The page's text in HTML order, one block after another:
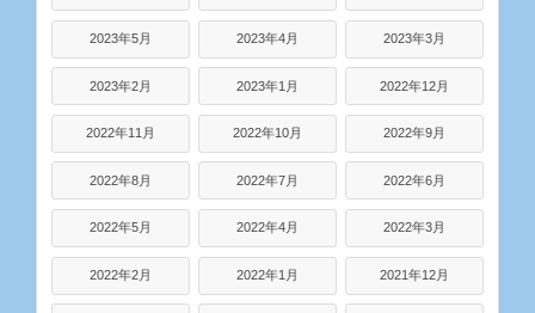
2023年5月 2023年4月 2023年3月
2023年2月 2023年1月 2022年12月
2022年11月 2022年10月 2022年9月
2022年8月 2022年7月 2022年6月
2022年5月 2022年4月 2022年3月
2022年2月 2022年1月 2021年12月